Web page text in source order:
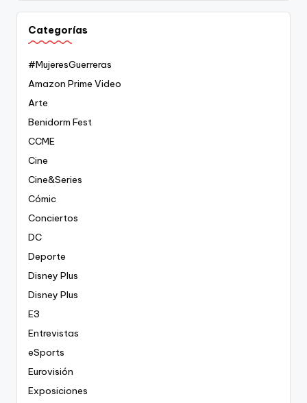
Categorías
#MujeresGuerreras
Amazon Prime Video
Arte
Benidorm Fest
CCME
Cine
Cine&Series
Cómic
Conciertos
DC
Deporte
Disney Plus
Disney Plus
E3
Entrevistas
eSports
Eurovisión
Exposiciones